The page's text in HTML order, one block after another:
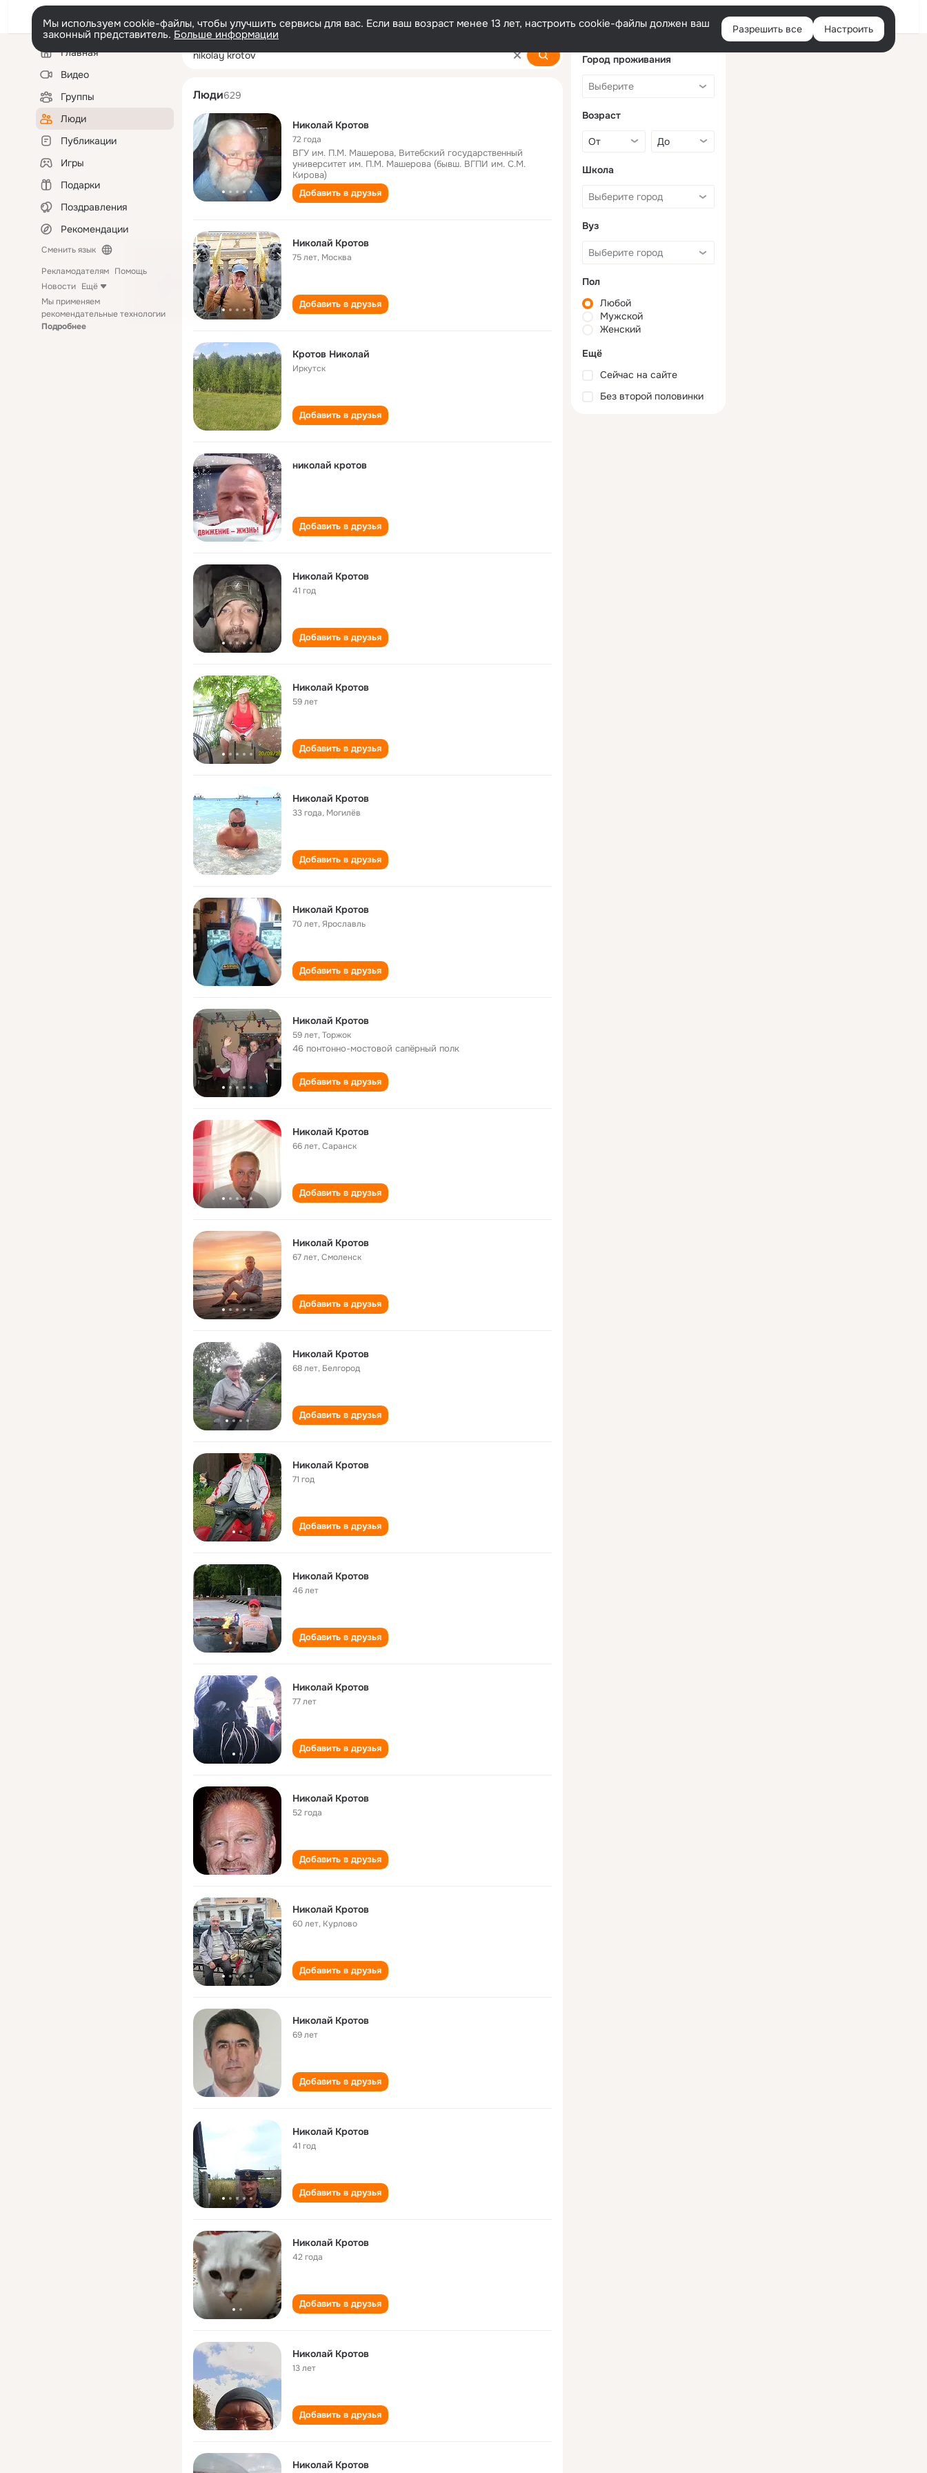
Войти
Мы используем cookie-файлы, чтобы улучшить сервисы для вас. Если ваш возраст менее 13 лет, настроить cookie-файлы должен ваш
законный представитель. Больше информации Разрешить все Настроить
Левая
колонкаГлавная
Видео
Группы
Люди
Публикации
Игры
Подарки
Поздравления
Рекомендации
Сменить язык
Рекламодателям Помощь
Новости Ещё
Мы применяем
рекомендательные технологии
Подробнее
nikolay krotov
Люди629
Николай Кротов
72 года
ВГУ им. П.М. Машерова, Витебский государственный
университет им. П.М. Машерова (бывш. ВГПИ им. С.М.
Кирова)
Добавить в друзья
Николай Кротов
75 лет, Москва
Добавить в друзья
Кротов Николай
Иркутск
Добавить в друзья
николай кротов
Добавить в друзья
Николай Кротов
41 год
Добавить в друзья
Николай Кротов
59 лет
Добавить в друзья
Николай Кротов
33 года, Могилёв
Добавить в друзья
Николай Кротов
70 лет,Ярославль
Добавить в друзья
Николай Кротов
59 лет,Торжок
46 понтонно-мостовой сапёрный полк
Добавить в друзья
Николай Кротов
66 лет,Саранск
Добавить в друзья
Николай Кротов
67 лет,Смоленск
Добавить в друзья
Николай Кротов
68 лет, Белгород
Добавить в друзья
Николай Кротов
71 год
Добавить в друзья
Николай Кротов
46 лет
Добавить в друзья
Николай Кротов
77 лет
Добавить в друзья
Николай Кротов
52 года
Добавить в друзья
Николай Кротов
60 лет, Курлово
Добавить в друзья
Николай Кротов
69 лет
Добавить в друзья
Николай Кротов
41 год
Добавить в друзья
Николай Кротов
42 года
Добавить в друзья
Николай Кротов
13 лет
Добавить в друзья
Николай Кротов
Город проживания
Возраст
Школа
Вуз
Пол
Любой
Мужской
Женский
Ещё
Сейчас на сайте
Без второй половинки